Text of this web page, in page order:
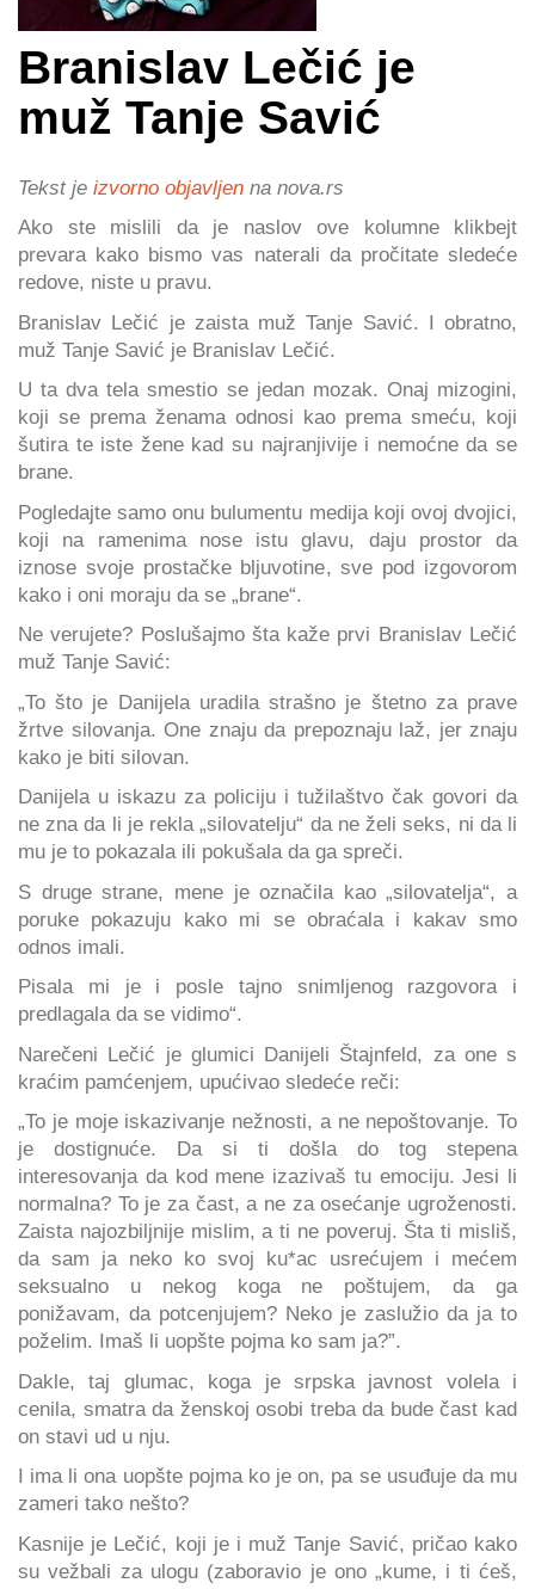
Branislav Lečić je
muž Tanje Savić
Tekst je izvorno objavljen na nova.rs
Ako ste mislili da je naslov ove kolumne klikbejt
prevara kako bismo vas naterali da pročitate sledeće
redove, niste u pravu.
Branislav Lečić je zaista muž Tanje Savić. I obratno,
muž Tanje Savić je Branislav Lečić.
U ta dva tela smestio se jedan mozak. Onaj mizogini,
koji se prema ženama odnosi kao prema smeću, koji
šutira te iste žene kad su najranjivije i nemoćne da se
brane.
Pogledajte samo onu bulumentu medija koji ovoj dvojici,
koji na ramenima nose istu glavu, daju prostor da
iznose svoje prostačke bljuvotine, sve pod izgovorom
kako i oni moraju da se „brane“.
Ne verujete? Poslušajmo šta kaže prvi Branislav Lečić
muž Tanje Savić:
„To što je Danijela uradila strašno je štetno za prave
žrtve silovanja. One znaju da prepoznaju laž, jer znaju
kako je biti silovan.
Danijela u iskazu za policiju i tužilaštvo čak govori da
ne zna da li je rekla „silovatelju“ da ne želi seks, ni da li
mu je to pokazala ili pokušala da ga spreči.
S druge strane, mene je označila kao „silovatelja“, a
poruke pokazuju kako mi se obraćala i kakav smo
odnos imali.
Pisala mi je i posle tajno snimljenog razgovora i
predlagala da se vidimo“.
Narečeni Lečić je glumici Danijeli Štajnfeld, za one s
kraćim pamćenjem, upućivao sledeće reči:
„To je moje iskazivanje nežnosti, a ne nepoštovanje. To
je dostignuće. Da si ti došla do tog stepena
interesovanja da kod mene izazivaš tu emociju. Jesi li
normalna? To je za čast, a ne za osećanje ugroženosti.
Zaista najozbiljnije mislim, a ti ne poveruj. Šta ti misliš,
da sam ja neko ko svoj ku*ac usrećujem i mećem
seksualno u nekog koga ne poštujem, da ga
ponižavam, da potcenjujem? Neko je zaslužio da ja to
poželim. Imaš li uopšte pojma ko sam ja?”.
Dakle, taj glumac, koga je srpska javnost volela i
cenila, smatra da ženskoj osobi treba da bude čast kad
on stavi ud u nju.
I ima li ona uopšte pojma ko je on, pa se usuđuje da mu
zameri tako nešto?
Kasnije je Lečić, koji je i muž Tanje Savić, pričao kako
su vežbali za ulogu (zaboravio je ono „kume, i ti ćeš,